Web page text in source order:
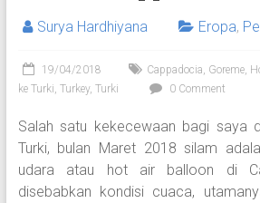
Surya Hardhiyana Eropa,
19/04/2018 Cappadocia, Goreme,
ke Turki, Turkey, Turki 0 Comment
Salah satu kekecewaan bagi saya
Turki, bulan Maret 2018 silam
udara atau hot air balloon di
disebabkan kondisi cuaca,